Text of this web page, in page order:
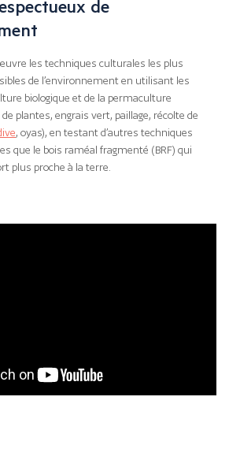
de
les techniques culturales les plus
de l’environnement en utilisant les
biologique et de la permaculture
plantes, engrais vert, paillage, récolte de
, oyas), en testant d’autres techniques
que le bois raméal fragmenté (BRF) qui
plus proche à la terre.